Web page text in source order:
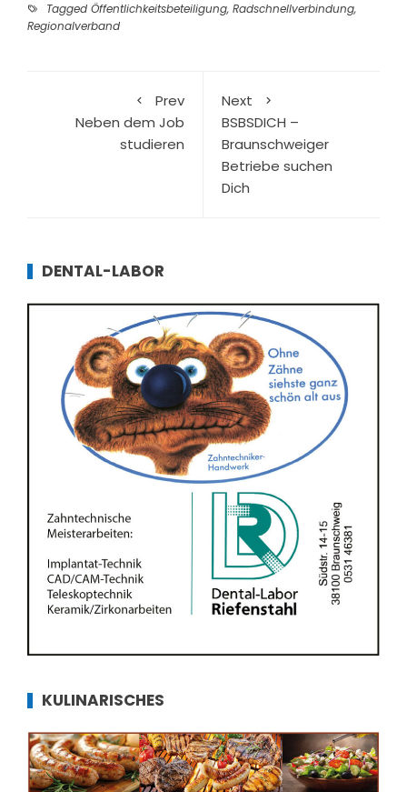
Tagged Öffentlichkeitsbeteiligung, Radschnellverbindung,
Regionalverband
Prev
Neben dem Job
studieren
Next
BSBSDICH –
Braunschweiger
Betriebe suchen
Dich
DENTAL-LABOR
KULINARISCHES